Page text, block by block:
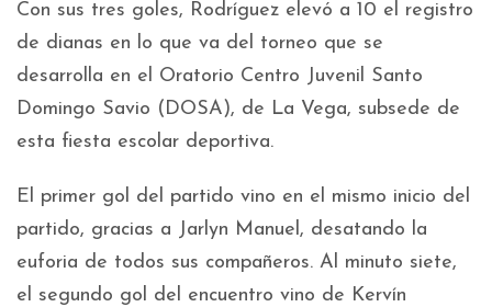
Con sus tres goles, Rodríguez elevó a 10 el registro
de dianas en lo que va del torneo que se
desarrolla en el Oratorio Centro Juvenil Santo
Domingo Savio (DOSA), de La Vega, subsede de
esta fiesta escolar deportiva.
El primer gol del partido vino en el mismo inicio del
partido, gracias a Jarlyn Manuel, desatando la
euforia de todos sus compañeros. Al minuto siete,
el segundo gol del encuentro vino de Kervín